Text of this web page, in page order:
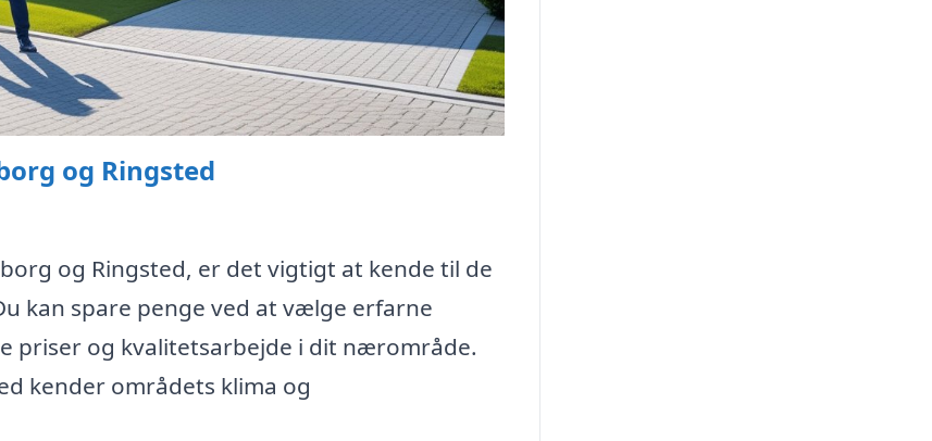
og Ringsted
og Ringsted, er det vigtigt at kende til de
kan spare penge ved at vælge erfarne
og kvalitetsarbejde i dit nærområde.
kender områdets klima og